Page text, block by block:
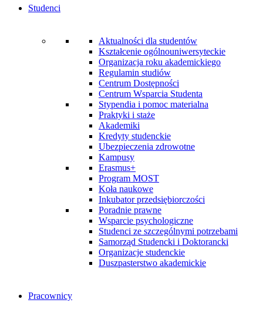
Studenci
Aktualności dla studentów
Kształcenie ogólnouniwersyteckie
Organizacja roku akademickiego
Regulamin studiów
Centrum Dostępności
Centrum Wsparcia Studenta
Stypendia i pomoc materialna
Praktyki i staże
Akademiki
Kredyty studenckie
Ubezpieczenia zdrowotne
Kampusy
Erasmus+
Program MOST
Koła naukowe
Inkubator przedsiębiorczości
Poradnie prawne
Wsparcie psychologiczne
Studenci ze szczególnymi potrzebami
Samorząd Studencki i Doktorancki
Organizacje studenckie
Duszpasterstwo akademickie
Pracownicy